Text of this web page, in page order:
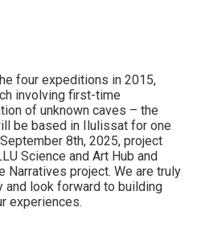
four expeditions in 2015,
involving first-time
of unknown caves – the
be based in Ilulissat for one
8th, 2025, project
Science and Art Hub and
Narratives project. We are truly
look forward to building
experiences.